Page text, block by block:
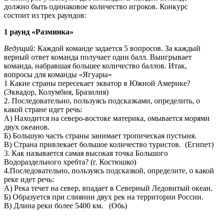
должно быть одинаковое количество игроков. Конкурс
состоит из трех раундов:
1 раунд «Разминка»
Ведущий: Каждой команде задается 5 вопросов. За каждый
верный ответ команда получает один балл. Выигрывает
команда, набравшая большее количество баллов. Итак,
вопросы для команды «Ягуары»
1 Какие страны пересекает экватор в Южной Америке?
(Эквадор, Колумбия, Бразилия)
2. Последовательно, пользуясь подсказками, определить, о
какой стране идет речь:
А) Находится на северо-востоке материка, омывается морями
двух океанов.
Б) Большую часть страны занимает тропическая пустыня.
В) Страна привлекает большое количество туристов. (Египет)
3. Как называется самая высокая точка Большого
Водораздельного хребта? (г. Костюшко)
4.Последовательно, пользуясь подсказкой, определите, о какой
реке идет речь:
А) Река течет на север, впадает в Северный Ледовитый океан.
Б) Образуется при слиянии двух рек на территории России.
В) Длина реки более 5400 км. (Обь)